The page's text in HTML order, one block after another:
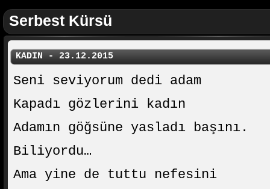
Serbest Kürsü
KADIN - 23.12.2015
Seni seviyorum dedi adam
Kapadı gözlerini kadın
Adamın göğsüne yasladı başını.
Biliyordu…
Ama yine de tuttu nefesini